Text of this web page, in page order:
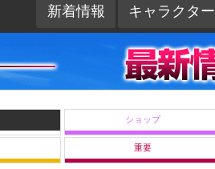
新着情報 キャラクター
ショップ
重要